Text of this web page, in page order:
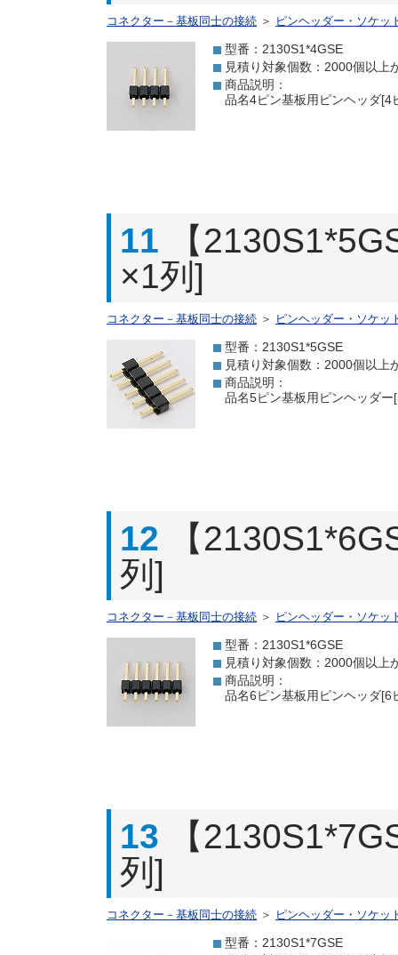
コネクター－基板同士の接続 ＞ ピンヘッダー・ソケッ
型番：2130S1*4GSE
見積り対象個数：2000個以上
商品説明：
品名4ピン基板用ピンヘッダ[4
11
【
×1列]
コネクター－基板同士の接続 ＞ ピンヘッダー・ソケッ
型番：2130S1*5GSE
見積り対象個数：2000個以上
商品説明：
品名5ピン基板用ピンヘッダ
12
【
列]
コネクター－基板同士の接続 ＞ ピンヘッダー・ソケッ
型番：2130S1*6GSE
見積り対象個数：2000個以上
商品説明：
品名6ピン基板用ピンヘッダ[6
13
【
列]
コネクター－基板同士の接続 ＞ ピンヘッダー・ソケッ
型番：2130S1*7GSE